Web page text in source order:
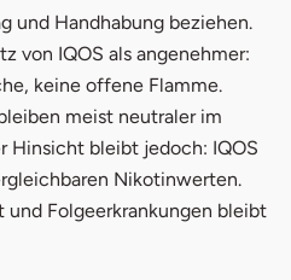
und Handhabung beziehen.
von IQOS als angenehmer:
keine offene Flamme.
meist neutraler im
Hinsicht bleibt jedoch: IQOS
Nikotinwerten.
und Folgeerkrankungen bleibt